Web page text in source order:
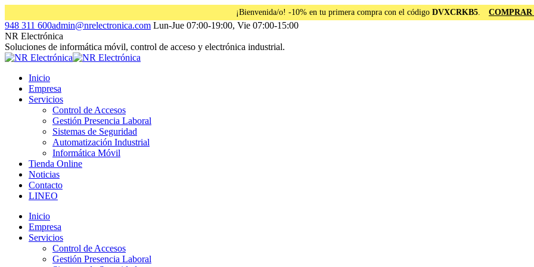
¡Bienvenida/o! -10% en tu primera compra con el código DVXCRKB5.
Saltar
al
contenido
Facebook
page
opens
in
window
Instagram
page
opens
in
window
Linkedin
page
opens
in
window
948 311 600admin@nrelectronica.com Lun-Jue 07:00-19:00, Vie 07:00-15:00
NR Electrónica
Soluciones de informática móvil, control de acceso y electrónica industrial.
Inicio
Empresa
Servicios
Control de Accesos
Gestión Presencia Laboral
Sistemas de Seguridad
Automatización Industrial
Informática Móvil
Tienda Online
Noticias
Contacto
LINEO
Inicio
Empresa
Servicios
Control de Accesos
Gestión Presencia Laboral